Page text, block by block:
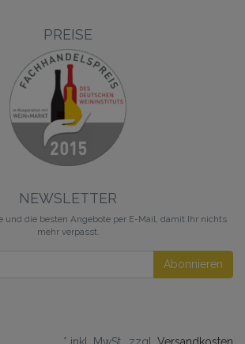
PREISE
NEWSLETTER
und die besten Angebote per E-Mail, damit Ihr nichts
mehr verpasst.
Abonnieren